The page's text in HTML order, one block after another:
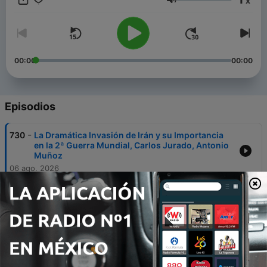
Volumen
00:00 00:00
Episodios
730 - La Dramática Invasión de Irán y su Importancia
en la 2ª Guerra Mundial, Carlos Jurado, Antonio
Muñoz
06 ago. 2026
729 -
El Ejército Alemán de Comunistas y Traidores de
Stalin | La Historia Olvidada de las Tropas
06 ago. 2026
728 -
Apocalipsis en Stalingrado 1942-1943 | La
Batalla Más Sangrienta de la Guerra | Fernando